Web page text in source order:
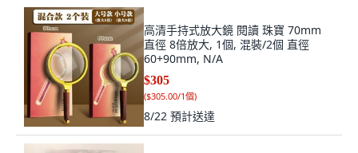
高清手持式放大鏡 閱讀 珠寶 70mm
直徑 8倍放大, 1個, 混裝/2個 直徑
60+90mm, N/A
$305
($305.00/1個)
8/22 預計送達